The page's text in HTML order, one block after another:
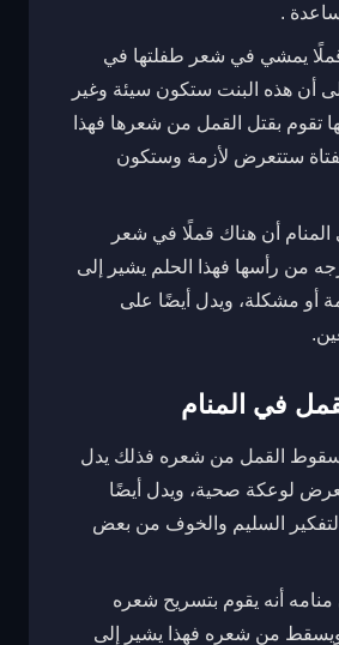
.
يمشي في شعر طفلتها في
أن هذه البنت ستكون سيئة وغير
تقوم بقتل القمل من شعرها فهذا
ستتعرض لأزمة وستكون
أن هناك قملًا في شعر
من رأسها فهذا الحلم يشير إلى
أو مشكلة، ويدل أيضًا على
في المنام
القمل من شعره فذلك يدل
لوعكة صحية، ويدل أيضًا
السليم والخوف من بعض
أنه يقوم بتسريح شعره
من شعره فهذا يشير إلى